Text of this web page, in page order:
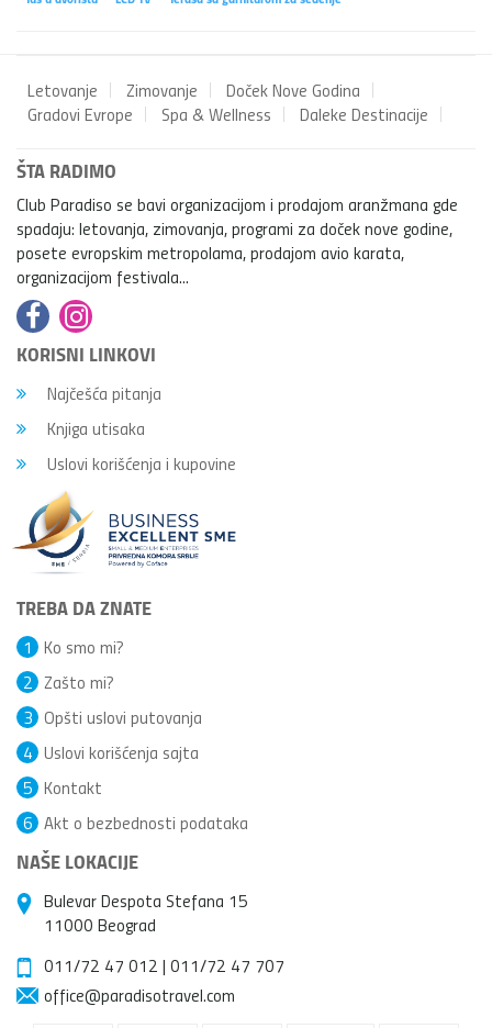
Letovanje Zimovanje
Doček Nove Godina
Gradovi Evrope
Spa & Wellness Daleke Destinacije
ŠTA RADIMO
Club Paradiso se bavi organizacijom i prodajom aranžmana gde
spadaju: letovanja, zimovanja, programi za doček nove godine,
posete evropskim metropolama, prodajom avio karata,
organizacijom festivala...
KORISNI LINKOVI
Najčešća pitanja
Knjiga utisaka
Uslovi korišćenja i kupovine
TREBA DA ZNATE
Ko smo mi?
1
Zašto mi?
2
Opšti uslovi putovanja
3
Uslovi korišćenja sajta
4
Kontakt
5
Akt o bezbednosti podataka
6
NAŠE LOKACIJE
Bulevar Despota Stefana 15
11000 Beograd
011/72 47 012 | 011/72 47 707
office@paradisotravel.com